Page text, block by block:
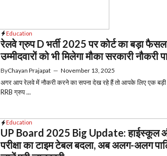
Education
रेलवे ग्रुप D भर्ती 2025 पर कोर्ट का बड़ा
उम्मीदवारों को भी मिलेगा मौका सरकारी
ByChayan Prajapat — November 13, 2025
अगर आप रेलवे में नौकरी करने का सपना देख रहे हैं तो आपके लिए एक बड़ी
RRB ग्रुप ...
Education
UP Board 2025 Big Update: हाईस्कूल
परीक्षा का टाइम टेबल बदला, अब अलग-अलग